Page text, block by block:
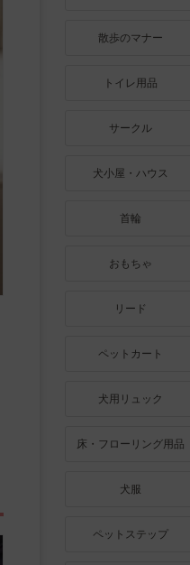
散歩のマナー
トイレ用品
サークル
犬小屋・ハウス
首輪
おもちゃ
リード
ペットカート
犬用リュック
床・フローリング用品
犬服
ペットステップ